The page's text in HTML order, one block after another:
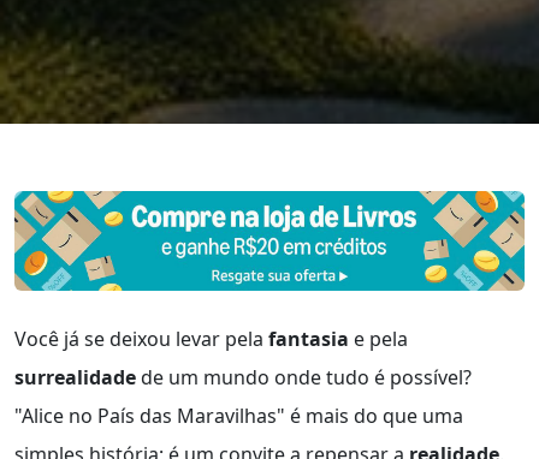
Você já se deixou levar pela fantasia e pela
surrealidadede um mundo onde tudo é possível?
"Alice no País das Maravilhas" é mais do que uma